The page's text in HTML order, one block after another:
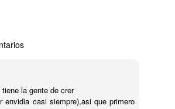
la gente de crer
casi siempre),asi que primero
BICHOS - Leyenda Urbana de
- Leyenda Urbana de Buenos Aires.